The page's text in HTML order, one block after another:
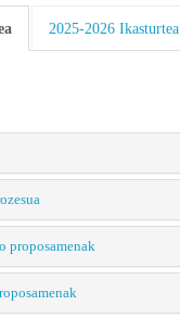
2025-2026 Ikasturtea
proposamenak